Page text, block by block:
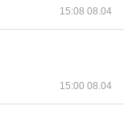
15:08 08.04
15:00 08.04